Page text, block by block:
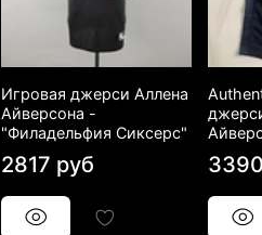
Игровая джерси Аллена
Айверсона -
"Филадельфия Сиксерс"
2817 руб